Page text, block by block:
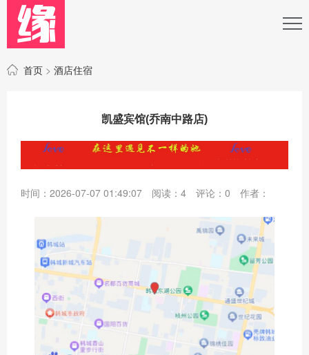
首页 > 酒店住宿
凯盛宾馆(乔南中路店)
时间：2026-07-07 01:49:07 阅读： 4 评论： 0 作者：